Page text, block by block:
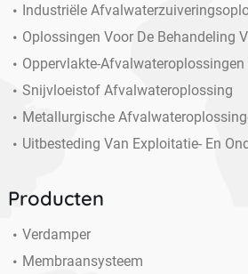
Industriële
Oplossingen Voor De Behandeling
Oppervlakte-Afvalwateroplossingen
Snijvloeistof Afvalwateroplossing
Metallurgische
Uitbesteding Van Exploitatie- En
Producten
Verdamper
Membraansysteem